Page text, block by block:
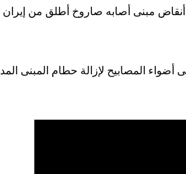
المصابيح لإزالة حطام المبنى